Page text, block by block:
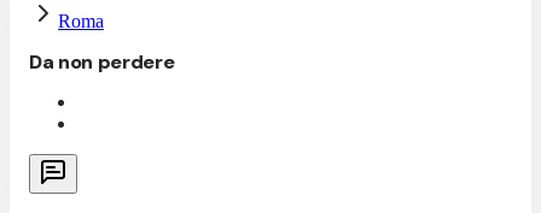
Roma
Da non perdere